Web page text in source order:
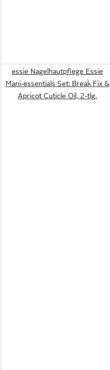
essie Nagelhautpflege Essie
Mani-essentials Set: Break Fix &
Apricot Cuticle Oil, 2-tlg.